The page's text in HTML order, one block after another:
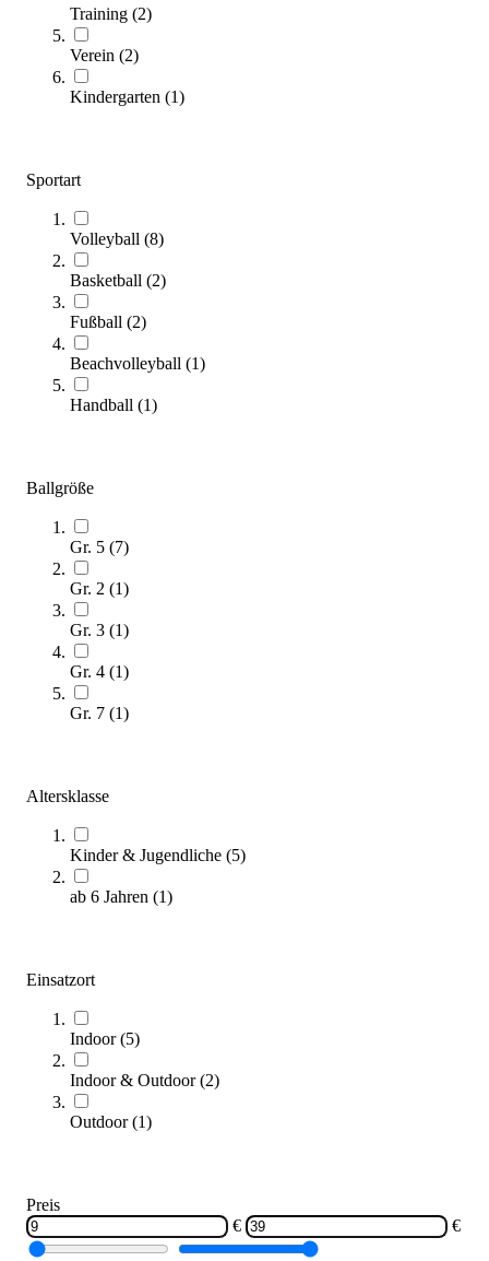
Training (2)
Verein (2)
Kindergarten (1)
Sportart
Volleyball (8)
Basketball (2)
Fußball (2)
Beachvolleyball (1)
Handball (1)
Ballgröße
Gr. 5 (7)
Gr. 2 (1)
Gr. 3 (1)
Gr. 4 (1)
Gr. 7 (1)
Altersklasse
Kinder & Jugendliche (5)
ab 6 Jahren (1)
Einsatzort
Indoor(5)
Indoor & Outdoor(2)
Outdoor(1)
Preis
€
€
ab 20,95 €
Zum Produkt
Varianten zur Auswahl
Sofort lieferbar
Trial® Volleyball SUPERSOFT
21,95 €
Zum Produkt
Sofort lieferbar
SALE
Mikasa® Volleyball VS170W
ab 38,80 €
Sofort lieferbar
Trial® Reaktionsball WOPPER